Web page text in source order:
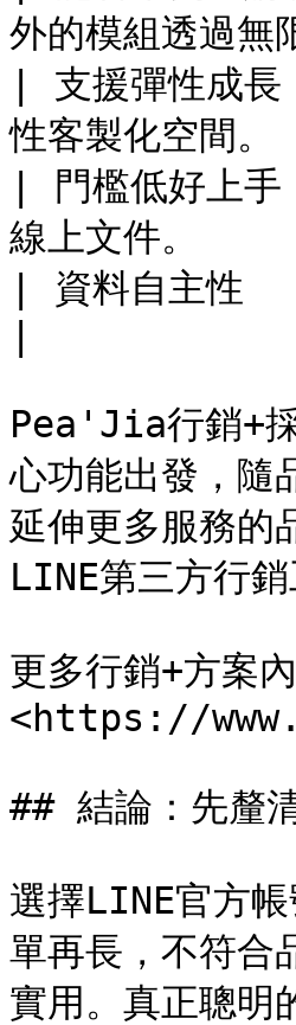
外的模組透
| 支援彈性成
性客製化
| 門檻低好上
線上文件
| 資料自主性
Pea'Jia行銷+採
心功能出發，隨
延伸更多服務的
LINE第三方行銷
更多行銷+方案
<https://
## 結論：先釐
選擇LINE官方
單再長，不符合
實用。真正聰